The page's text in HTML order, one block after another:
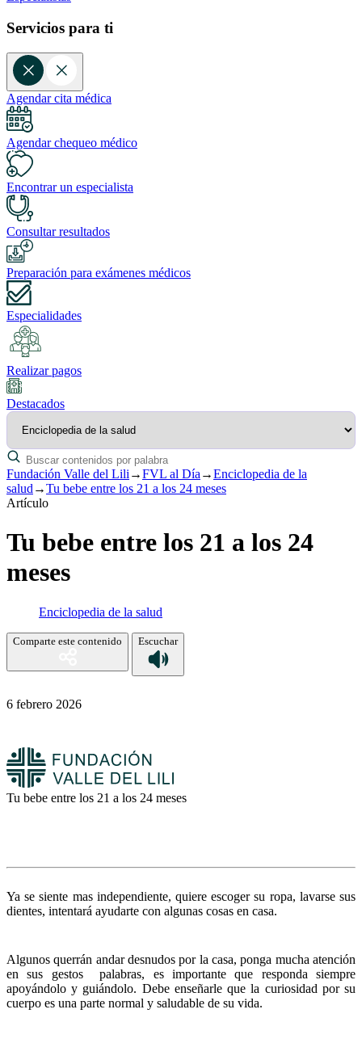
Servicios para ti
Agendar cita médica
Agendar chequeo médico
Encontrar un especialista
Consultar resultados
Preparación para exámenes médicos
Especialidades
Realizar pagos
Destacados
Fundación Valle del Lili →FVL al Día →Enciclopedia de la
salud →Tu bebe entre los 21 a los 24 meses
Artículo
Tu bebe entre los 21 a los 24
meses
Enciclopedia de la salud
Comparte este contenido Escuchar
6 febrero 2026
Tu bebe entre los 21 a los 24 meses
Ya se siente mas independiente, quiere escoger su ropa, lavarse sus
dientes, intentará ayudarte con algunas cosas en casa.
Algunos querrán andar desnudos por la casa, ponga mucha atención
en sus gestos palabras, es importante que responda siempre
apoyándolo y guiándolo. Debe enseñarle que la curiosidad por su
cuerpo es una parte normal y saludable de su vida.